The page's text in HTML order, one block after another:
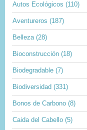
Autos Ecológicos (110)
Aventureros (187)
Belleza (28)
Bioconstrucción (18)
Biodegradable (7)
Biodiversidad (331)
Bonos de Carbono (8)
Caida del Cabello (5)